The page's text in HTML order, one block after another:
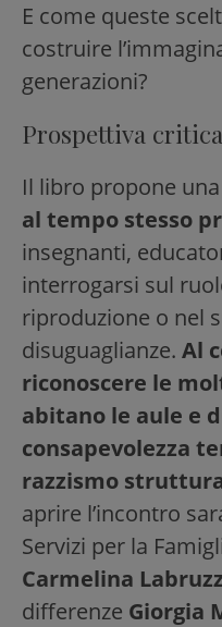
E come queste
costruire
generazioni?
Prospettiva
Il libro propone una
al tempo stesso
insegnanti,
interrogarsi sul
riproduzione o nel
disuguaglianze. Al
riconoscere le
abitano le aule e
consapevolezza
razzismo
aprire l’incontro
Servizi per la
Carmelina
differenze Giorgia